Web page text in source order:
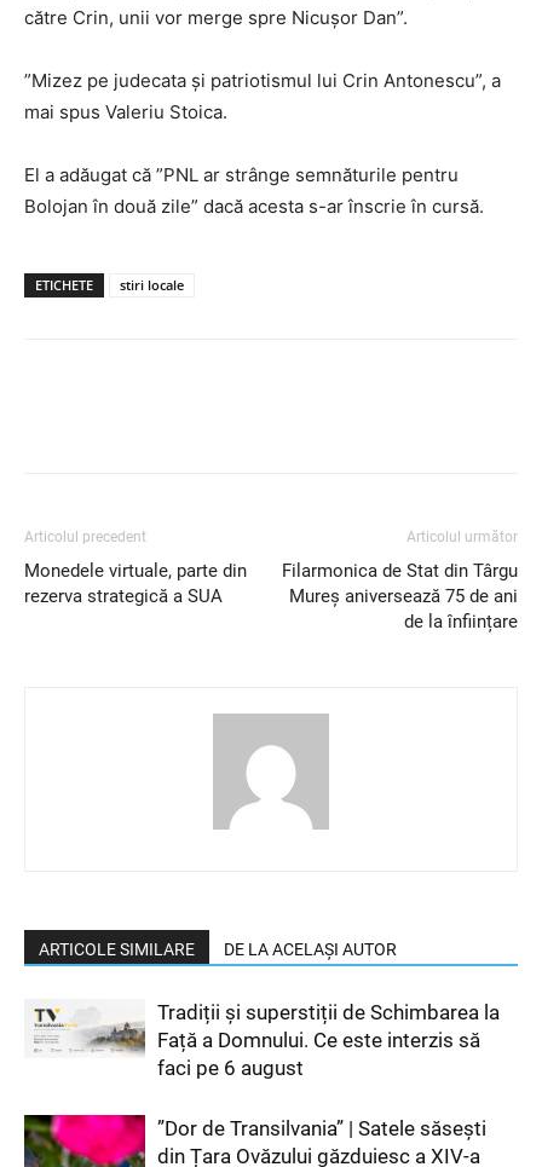
către Crin, unii vor merge spre Nicușor Dan”.
”Mizez pe judecata și patriotismul lui Crin Antonescu”, a
mai spus Valeriu Stoica.
El a adăugat că ”PNL ar strânge semnăturile pentru
Bolojan în două zile” dacă acesta s-ar înscrie în cursă.
ETICHETE stiri locale
Articolul precedent
Monedele virtuale, parte din
rezerva strategică a SUA
Articolul următor
Filarmonica de Stat din Târgu
Mureș aniversează 75 de ani
de la înființare
ARTICOLE SIMILARE DE LA ACELAȘI AUTOR
Tradiții și superstiții de Schimbarea la
Față a Domnului. Ce este interzis să
faci pe 6 august
”Dor de Transilvania” | Satele săsești
din Țara Ovăzului găzduiesc a XIV-a